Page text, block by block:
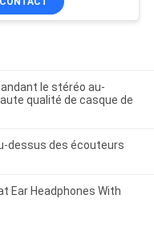
le stéréo au-
qualité de casque de
dessus des écouteurs
Ear Headphones With